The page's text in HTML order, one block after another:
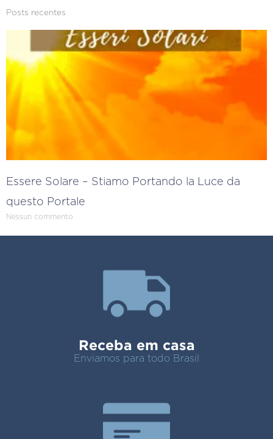
Posts recentes
Essere Solare – Stiamo Portando la Luce da
questo Portale
Nessun commento
Receba em casa
Enviamos para todo Brasil